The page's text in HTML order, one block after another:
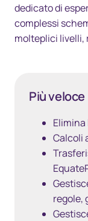
dedicato di
complessi
molteplici livelli,
Più veloce
Calcoli
regole,